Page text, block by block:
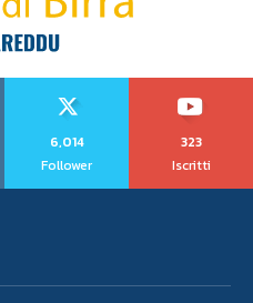
6,014
Follower
323
Iscritti